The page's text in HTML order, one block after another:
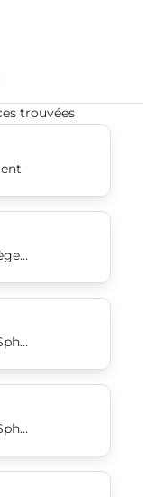
trouvées​​​​​​​
Vanne À
SÉRIE F15/F30 À Siège Souple Vanne À Boisseau Sphérique - 2 Pièces - À Brides - Passage Intégral
3 Pièces Séries
Vanne À Boisseau Sphérique 3 Pièces Séries 7000/8000
Segmenté Séries 19/
Vanne À Tournant Sphérique Segmenté Séries 19/19L